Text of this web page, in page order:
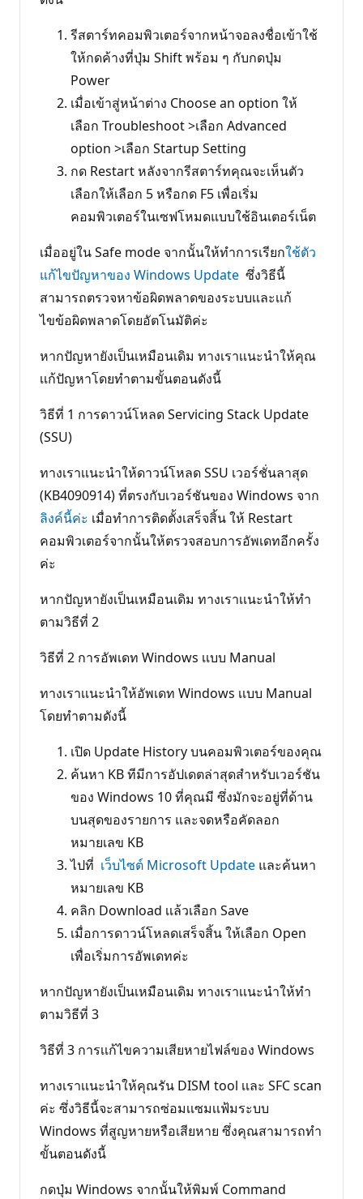
รีสตาร์ทคอมพิวเตอร์จากหน้าจอลงชื่อเข้าใช้
ให้กดค้างที่ปุ่ม Shift พร้อม ๆ กับกดปุ่ม
Power
เมื่อเข้าสู่หน้าต่าง Choose an option ให้
เลือก Troubleshoot >เลือก Advanced
option >เลือก Startup Setting
กด Restart หลังจากรีสตาร์ทคุณจะเห็นตัว
เลือกให้เลือก 5 หรือกด F5 เพื่อเริ่ม
คอมพิวเตอร์ในเซฟโหมดแบบใช้อินเตอร์เน็ต
เมื่ออยู่ใน Safe mode จากนั้นให้ทำการเรียกใช้ตัว
แก้ไขปัญหาของ Windows Update ซึ่งวิธีนี้
สามารถตรวจหาข้อผิดพลาดของระบบเเละเเก้
ไขข้อผิดพลาดโดยอัตโนมัติค่ะ
หากปัญหายังเป็นเหมือนเดิม ทางเราเเนะนำให้คุณ
เเก้ปัญหาโดยทำตามขั้นตอนดังนี้
วิธีที่ 1 การดาวน์โหลด Servicing Stack Update
(SSU)
ทางเราเเนะนำให้ดาวน์โหลด SSU เวอร์ชั่นลาสุด
(KB4090914) ที่ตรงกับเวอร์ชันของ Windows จาก
ลิงค์นี้ค่ะ เมื่อทำการติดตั้งเสร็จสิ้น ให้ Restart
คอมพิวเตอร์จากนั้นให้ตรวจสอบการอัพเดทอีกครั้ง
ค่ะ
หากปัญหายังเป็นเหมือนเดิม ทางเราเเนะนำให้ทำ
ตามวิธีที่ 2
วิธีที่ 2 การอัพเดท Windows เเบบ Manual
ทางเราเเนะนำให้อัพเดท Windows เเบบ Manual
โดยทำตามดังนี้
เปิด Update History บนคอมพิวเตอร์ของคุณ
ค้นหา KB ทีมีการอัปเดตล่าสุดสำหรับเวอร์ชัน
ของ Windows 10 ที่คุณมี ซึ่งมักจะอยู่ที่ด้าน
บนสุดของรายการ และจดหรือคัดลอก
หมายเลข KB
ไปที่ เว็บไซต์ Microsoft Update และค้นหา
หมายเลข KB
คลิก Download เเล้วเลือก Save
เมื่อการดาวน์โหลดเสร็จสิ้น ให้เลือก Open
เพื่อเริ่มการอัพเดทค่ะ
หากปัญหายังเป็นเหมือนเดิม ทางเราเเนะนำให้ทำ
ตามวิธีที่ 3
วิธีที่ 3 การเเก้ไขความเสียหายไฟล์ของ Windows
ทางเราเเนะนำให้คุณรัน DISM tool เเละ SFC scan
ค่ะ ซึ่งวิธีนี้จะสามารถซ่อมเเซมเเฟ้มระบบ
Windows ที่สูญหายหรือเสียหาย ซึ่งคุณสามารถทำ
ขั้นตอนดังนี้
กดปุ่ม Windows จากนั้นให้พิมพ์ Command